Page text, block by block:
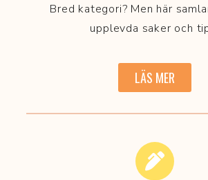
Bred kategori? Men här
upplevda saker och
LÄS MER